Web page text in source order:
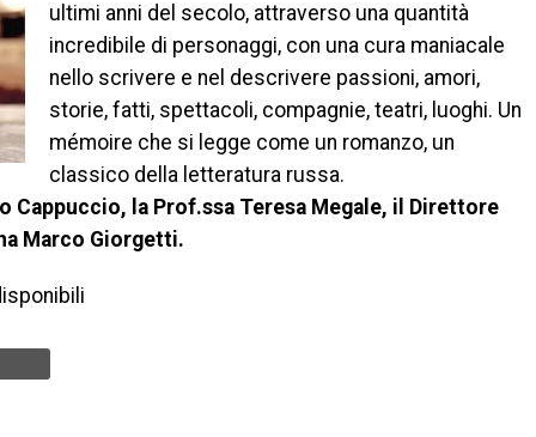
ultimi anni del secolo, attraverso una quantità
incredibile di personaggi, con una cura maniacale
nello scrivere e nel descrivere passioni, amori,
storie, fatti, spettacoli, compagnie, teatri, luoghi. Un
mémoire che si legge come un romanzo, un
classico della letteratura russa.
Cappuccio, la Prof.ssa Teresa Megale, il Direttore
Marco Giorgetti.